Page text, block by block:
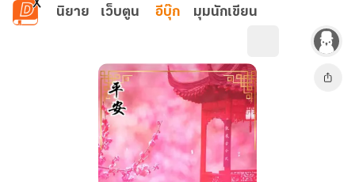
ข้ามไปยังเนื้อหาหลัก
นิยาย เว็บตูน อีบุ๊ก มุมนักเขียน